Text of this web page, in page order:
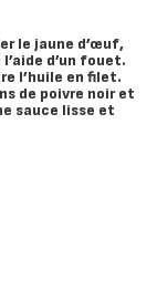
le jaune d’œuf,
d’un fouet.
l’huile en filet.
de poivre noir et
sauce lisse et